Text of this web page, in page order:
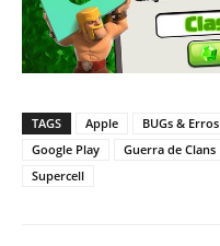
TAGS Apple BUGs & Erros
Google Play
Guerra de Clans
Supercell